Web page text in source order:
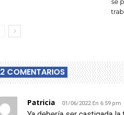
2 COMENTARIOS
Patricia 01/06/2022 En 6:59 pm